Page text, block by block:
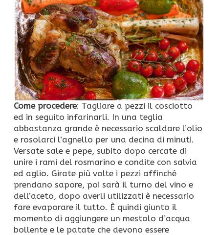
Come procedere: Tagliare a pezzi il cosciotto
ed in seguito infarinarli. In una teglia
abbastanza grande è necessario scaldare l’olio
e rosolarci l’agnello per una decina di minuti.
Versate sale e pepe, subito dopo cercate di
unire i rami del rosmarino e condite con salvia
ed aglio. Girate più volte i pezzi affinché
prendano sapore, poi sarà il turno del vino e
dell’aceto, dopo averli utilizzati è necessario
fare evaporare il tutto. È quindi giunto il
momento di aggiungere un mestolo d’acqua
bollente e le patate che devono essere